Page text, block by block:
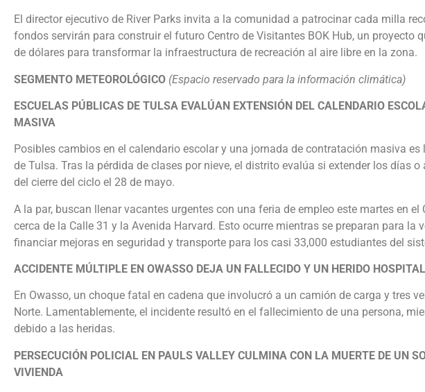
El director ejecutivo de River Parks invita a la comunidad a patrocinar cada milla
fondos servirán para construir el futuro Centro de Visitantes BOK Hub, un proyecto
de dólares para transformar la infraestructura de recreación al aire libre en la zona.
SEGMENTO METEOROLÓGICO (Espacio reservado para la información climática)
ESCUELAS PÚBLICAS DE TULSA EVALÚAN EXTENSIÓN DEL CALENDARIO
MASIVA
Posibles cambios en el calendario escolar y una jornada de contratación masiva
de Tulsa. Tras la pérdida de clases por nieve, el distrito evalúa si extender los días
del cierre del ciclo el 28 de mayo.
A la par, buscan llenar vacantes urgentes con una feria de empleo este martes en
cerca de la Calle 31 y la Avenida Harvard. Esto ocurre mientras se preparan para la
financiar mejoras en seguridad y transporte para los casi 33,000 estudiantes del
ACCIDENTE MÚLTIPLE EN OWASSO DEJA UN FALLECIDO Y UN HERIDO
En Owasso, un choque fatal en cadena que involucró a un camión de carga y tres
Norte. Lamentablemente, el incidente resultó en el fallecimiento de una persona,
debido a las heridas.
PERSECUCIÓN POLICIAL EN PAULS VALLEY CULMINA CON LA MUERTE DE UN
VIVIENDA